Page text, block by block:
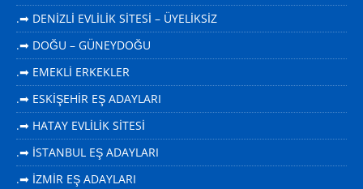
.➡ DENİZLİ EVLİLİK SİTESİ – ÜYELİKSİZ
.➡ DOĞU – GÜNEYDOĞU
.➡ EMEKLİ ERKEKLER
.➡ ESKİŞEHİR EŞ ADAYLARI
.➡ HATAY EVLİLİK SİTESİ
.➡ İSTANBUL EŞ ADAYLARI
.➡ İZMİR EŞ ADAYLARI